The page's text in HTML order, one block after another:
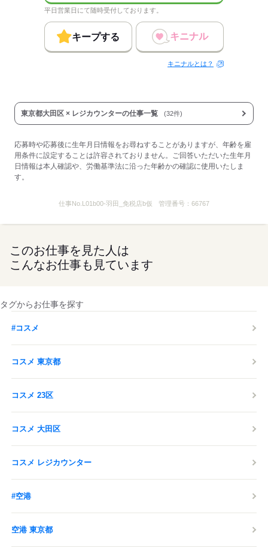
平日営業日にて随時受付しております。
キープする キニナル
キニナルとは？
東京都大田区 × レジカウンターの仕事一覧 (32件)
応募時や応募後に生年月日情報をお尋ねすることがありますが、年齢を雇
用条件に設定することは許容されておりません。ご回答いただいた生年月
日情報は本人確認や、労働基準法に沿った年齢かの確認に使用いたしま
す。
仕事No. L01b00-羽田_免税店b仮 管理番号： 66767
このお仕事を見た人は
こんなお仕事も見ています
タグからお仕事を探す
#コスメ
コスメ 東京都
コスメ 23区
コスメ 大田区
コスメ レジカウンター
#空港
空港 東京都